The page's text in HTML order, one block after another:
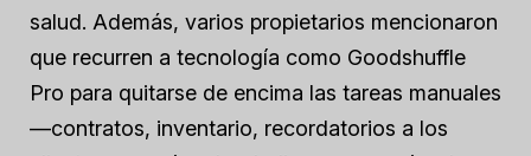
salud. Además, varios propietarios mencionaron
que recurren a tecnología como Goodshuffle
Pro para quitarse de encima las tareas manuales
—contratos, inventario, recordatorios a los